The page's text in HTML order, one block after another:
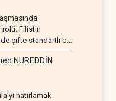
rolü: Filistin
çifte standartlı bir
NUREDDİN
hatırlamak